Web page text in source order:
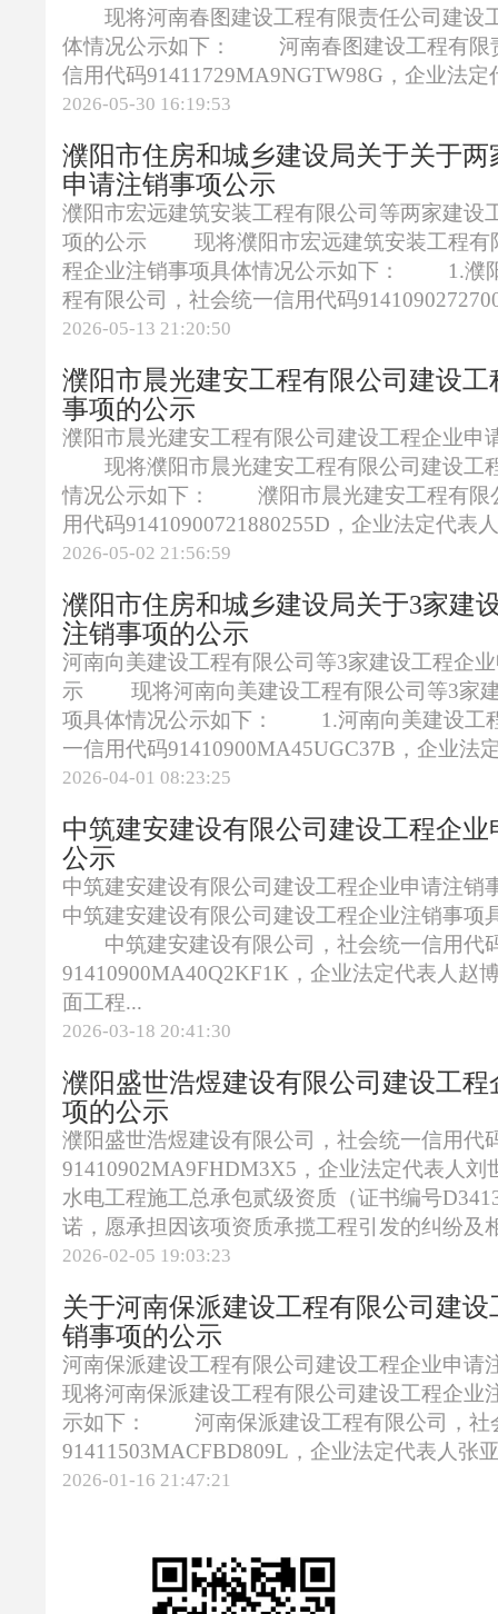
现将河南春图建设工程有限责任公司建设
体情况公示如下： 河南春图建设工程有限
信用代码91411729MA9NGTW98G，企业法定
2026-05-30 16:19:53
濮阳市住房和城乡建设局关于关于
申请注销事项公示
濮阳市宏远建筑安装工程有限公司等两家建设
项的公示 现将濮阳市宏远建筑安装工程有
程企业注销事项具体情况公示如下： 1.濮
程有限公司，社会统一信用代码
2026-05-13 21:20:50
濮阳市晨光建安工程有限公司建设
事项的公示
濮阳市晨光建安工程有限公司建设工程企业申
现将濮阳市晨光建安工程有限公司建设工
情况公示如下： 濮阳市晨光建安工程有限
用代码91410900721880255D，企业法定代表
2026-05-02 21:56:59
濮阳市住房和城乡建设局关于3家建
注销事项的公示
河南向美建设工程有限公司等3家建设工程企
示 现将河南向美建设工程有限公司等3家建
项具体情况公示如下： 1.河南向美建设工
一信用代码91410900MA45UGC37B，企业法
2026-04-01 08:23:25
中筑建安建设有限公司建设工程企
公示
中筑建安建设有限公司建设工程企业申请
中筑建安建设有限公司建设工程企业注销事项
中筑建安建设有限公司，社会统一信用代
91410900MA40Q2KF1K，企业法定代表人赵
面工程...
2026-03-18 20:41:30
濮阳盛世浩煜建设有限公司建设工
项的公示
濮阳盛世浩煜建设有限公司，社会统一信用代
91410902MA9FHDM3X5，企业法定代表人刘
水电工程施工总承包贰级资质（证书编号
诺，愿承担因该项资质承揽工程引发的纠纷及
2026-02-05 19:03:23
关于河南保派建设工程有限公司建
销事项的公示
河南保派建设工程有限公司建设工程企业
现将河南保派建设工程有限公司建设工程企业
示如下： 河南保派建设工程有限公司，社
91411503MACFBD809L，企业法定代表人张
2026-01-16 21:47:21